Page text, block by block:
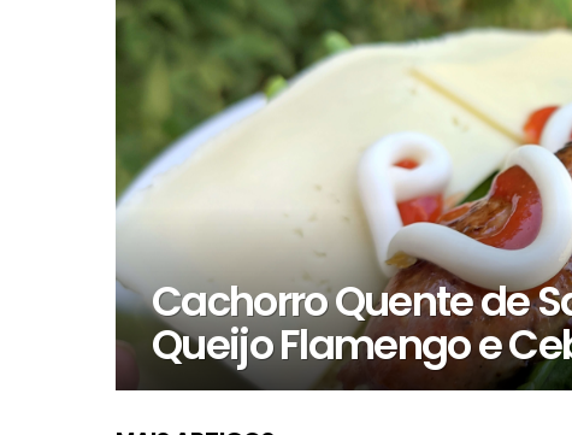
Cachorro Quente de
Queijo Flamengo e